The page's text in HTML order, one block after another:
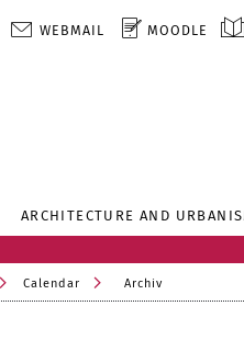
WEBMAIL MOODLE
ARCHITECTURE AND
Calendar Archiv